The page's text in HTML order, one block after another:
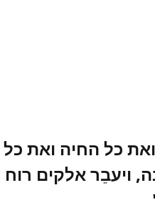
כל החיה ואת כל
ויעבֵר אלקים רוח